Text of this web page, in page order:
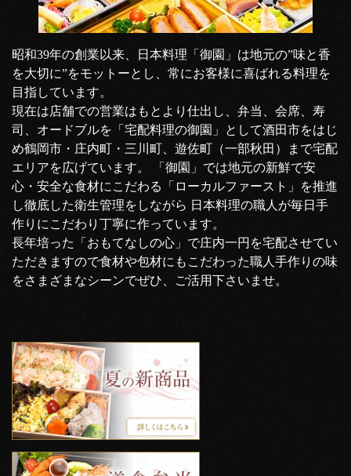
昭和39年の創業以来、日本料理「御園」は地元の”味と香
を大切に”をモットーとし、常にお客様に喜ばれる料理を
目指しています。
現在は店舗での営業はもとより仕出し、弁当、会席、寿
司、オードブルを「宅配料理の御園」として酒田市をはじ
め鶴岡市・庄内町・三川町、遊佐町（一部秋田）まで宅配
エリアを広げています。 「御園」では地元の新鮮で安
心・安全な食材にこだわる「ローカルファースト」を推進
し徹底した衛生管理をしながら 日本料理の職人が毎日手
作りにこだわり丁寧に作っています。
長年培った「おもてなしの心」で庄内一円を宅配させてい
ただきますので食材や包材にもこだわった職人手作りの味
をさまざまなシーンでぜひ、ご活用下さいませ。